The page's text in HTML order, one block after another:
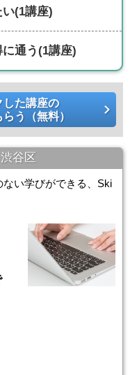
い(1講座)
通う(1講座)
した講座の
う（無料）
谷区
い学びができる、Ski